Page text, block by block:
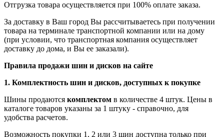
Отгрузка товара осуществляется при 100% оплате заказа.
За доставку в Ваш город Вы рассчитываетесь при получении
товара на терминале транспортной компании или на дому
(при условии, что транспортная компания осуществляет
доставку до дома, и Вы ее заказали).
Правила продажи шин и дисков на сайте
1. Комплектность шин и дисков, доступных к покупке
Шины продаются комплектом в количестве 4 штук. Цены в
каталоге товаров указаны за 1 штуку - справочно, для
удобства расчетов.
Возможность покупки 1, 2 или 3 шин доступна только при